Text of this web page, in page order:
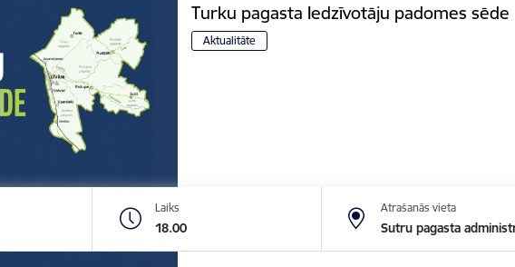
Turku pagasta Iedzīvotāju padomes sēde
Aktualitāte
Laiks
18.00
Atrašanās vieta
Sutru pagasta